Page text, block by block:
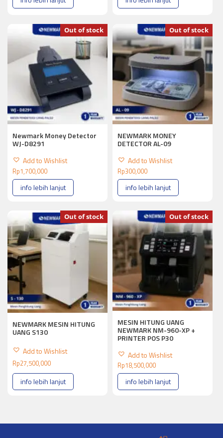
Newmark Money Detector
WJ-D8291
Add to Wishlist
Out of stock
Rp1,700,000
info lebih lanjut
NEWMARK MONEY
DETECTOR AL-09
Add to Wishlist
Out of stock
Rp300,000
info lebih lanjut
NEWMARK MESIN HITUNG
UANG S130
Add to Wishlist
Out of stock
Rp27,500,000
info lebih lanjut
MESIN HITUNG UANG
NEWMARK NM-960-XP +
PRINTER POS P30
Add to Wishlist
Out of stock
Rp18,500,000
info lebih lanjut